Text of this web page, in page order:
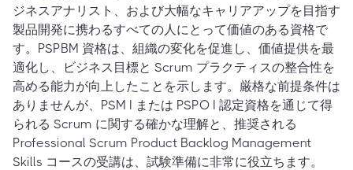
ジネスアナリスト、および大幅なキャリアアップを目指す
製品開発に携わるすべての人にとって価値のある資格で
す。PSPBM 資格は、組織の変化を促進し、価値提供を最
適化し、ビジネス目標と Scrum プラクティスの整合性を
高める能力が向上したことを示します。厳格な前提条件は
ありませんが、PSM I または PSPO I 認定資格を通じて得
られる Scrum に関する確かな理解と、推奨される
Professional Scrum Product Backlog Management
Skills コースの受講は、試験準備に非常に役立ちます。